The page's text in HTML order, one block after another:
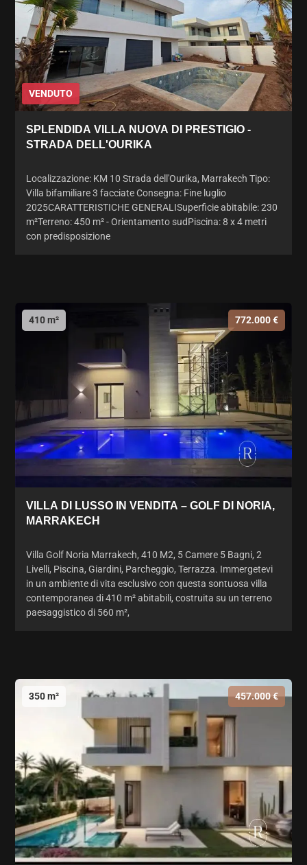
VENDUTO
SPLENDIDA VILLA NUOVA DI PRESTIGIO -
STRADA DELL'OURIKA
Localizzazione: KM 10 Strada dell'Ourika, Marrakech Tipo:
Villa bifamiliare 3 facciate Consegna: Fine luglio
2025CARATTERISTICHE GENERALISuperficie abitabile: 230
m²Terreno: 450 m² - Orientamento sudPiscina: 8 x 4 metri
con predisposizione
410 m² 772.000 €
VILLA DI LUSSO IN VENDITA – GOLF DI NORIA,
MARRAKECH
Villa Golf Noria Marrakech, 410 M2, 5 Camere 5 Bagni, 2
Livelli, Piscina, Giardini, Parcheggio, Terrazza. Immergetevi
in un ambiente di vita esclusivo con questa sontuosa villa
contemporanea di 410 m² abitabili, costruita su un terreno
paesaggistico di 560 m²,
350 m² 457.000 €